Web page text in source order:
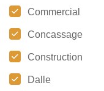
Commercial
Concassage
Construction
Dalle